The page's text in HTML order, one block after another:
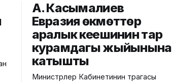
А. Касымалиев
Евразия өкмөттөр
аралык кеңешинин тар
курамдагы жыйынына
катышты
Министрлер Кабинетинин төрагасы